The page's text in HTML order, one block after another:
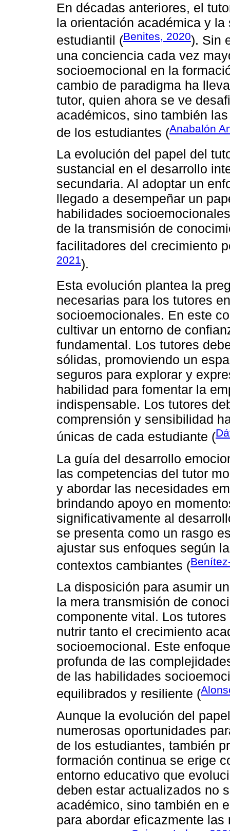
En décadas anteriores, el
la orientación académica y
estudiantil (Benites, 2020). Sin
una conciencia cada vez
socioemocional en la
cambio de paradigma ha
tutor, quien ahora se ve
académicos, sino también
de los estudiantes (Anabalón
La evolución del papel del
sustancial en el desarrollo
secundaria. Al adoptar un
llegado a desempeñar un
habilidades
de la transmisión de
facilitadores del crecimiento
2021).
Esta evolución plantea la
necesarias para los tutores
socioemocionales. En este
cultivar un entorno de
fundamental. Los tutores
sólidas, promoviendo un
seguros para explorar y
habilidad para fomentar la
indispensable. Los tutores
comprensión y sensibilidad
únicas de cada estudiante (
La guía del desarrollo
las competencias del tutor
y abordar las necesidades
brindando apoyo en
significativamente al
se presenta como un rasgo
ajustar sus enfoques según
contextos cambiantes (
La disposición para asumir
la mera transmisión de
componente vital. Los
nutrir tanto el crecimiento
socioemocional. Este
profunda de las
de las habilidades
equilibrados y resiliente (
Aunque la evolución del
numerosas oportunidades
de los estudiantes, también
formación continua se erige
entorno educativo que
deben estar actualizados no
académico, sino también en
para abordar eficazmente